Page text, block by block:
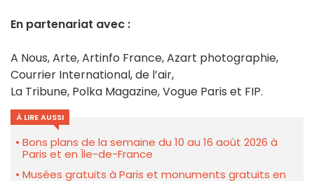
En partenariat avec :
A Nous, Arte, Artinfo France, Azart photographie,
Courrier International, de l’air,
La Tribune, Polka Magazine, Vogue Paris et FIP.
À LIRE AUSSI
Bons plans de la semaine du 10 au 16 août 2026 à
Paris et en Île-de-France
Musées gratuits à Paris et monuments gratuits en